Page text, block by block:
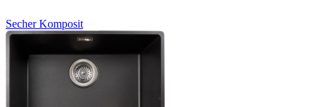
SecherKomposit